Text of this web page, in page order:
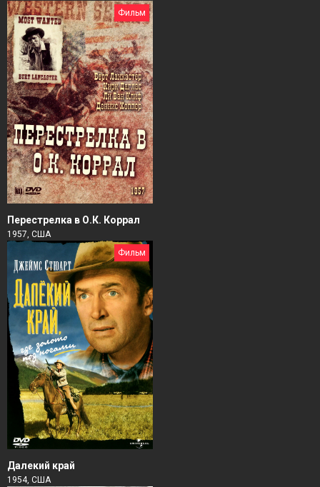
Фильм
Перестрелка в О.К. Коррал
1957, США
Фильм
Далекий край
1954, США